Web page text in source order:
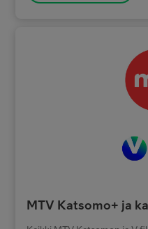
MTV Katsomo+ ja